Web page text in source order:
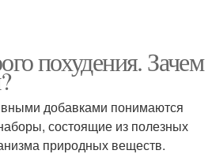
похудения. Зачем
добавками понимаются
состоящие из полезных
природных веществ.